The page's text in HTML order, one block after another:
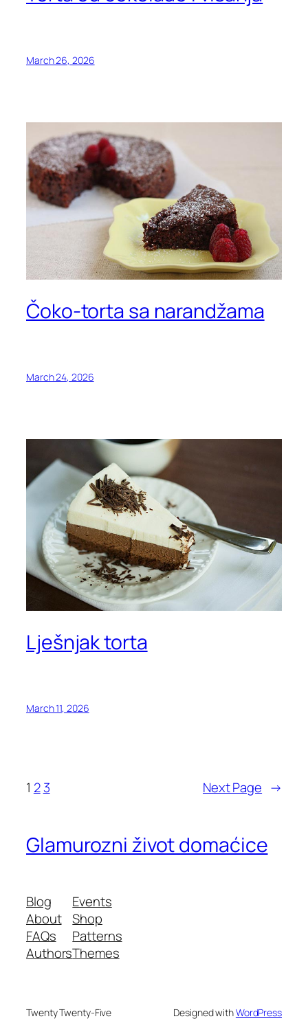
March 26, 2026
Čoko-torta sa narandžama
March 24, 2026
Lješnjak torta
March 11, 2026
1 2 3 Next Page →
Glamurozni život domaćice
Blog
About
FAQs
Authors
Events
Shop
Patterns
Themes
Twenty Twenty-Five Designed withWordPress